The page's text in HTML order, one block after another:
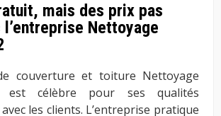
mais des prix pas
Nettoyage
couverture et toiture Nettoyage
est célèbre pour ses qualités
les clients. L’entreprise pratique